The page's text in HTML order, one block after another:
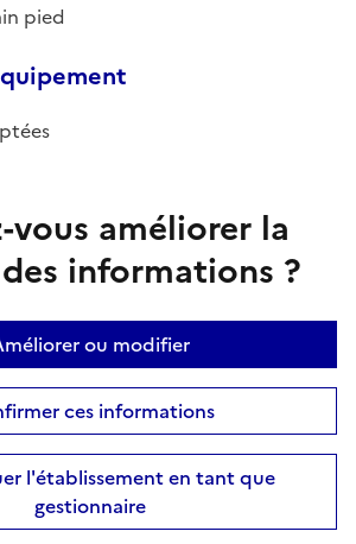
pied
vous améliorer la
informations ?
ou modifier
ces informations
l'établissement en tant que
gestionnaire